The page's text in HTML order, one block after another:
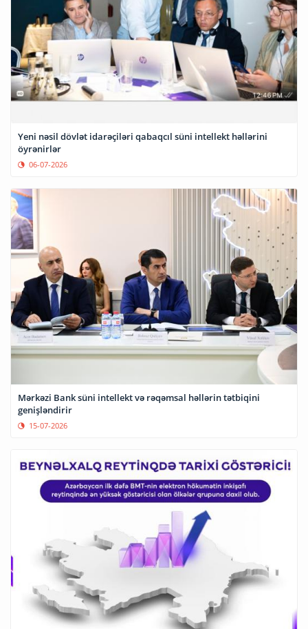
Yeni nəsil dövlət idarəçiləri qabaqcıl süni intellekt həllərini
öyrənirlər
06-07-2026
Mərkəzi Bank süni intellekt və rəqəmsal həllərin tətbiqini
genişləndirir
15-07-2026